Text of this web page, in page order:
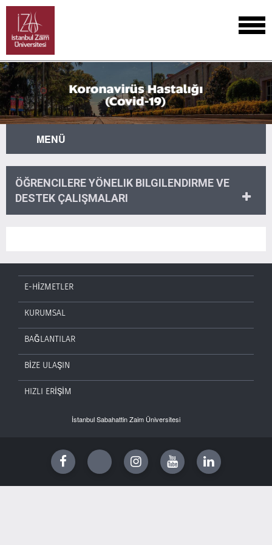
MENÜ
ÖĞRENCILERE YÖNELIK BILGILENDIRME VE
DESTEK ÇALIŞMALARI
E-HİZMETLER
KURUMSAL
BAĞLANTILAR
BİZE ULAŞIN
HIZLI ERİŞİM
İstanbul Sabahattin Zaim Üniversitesi